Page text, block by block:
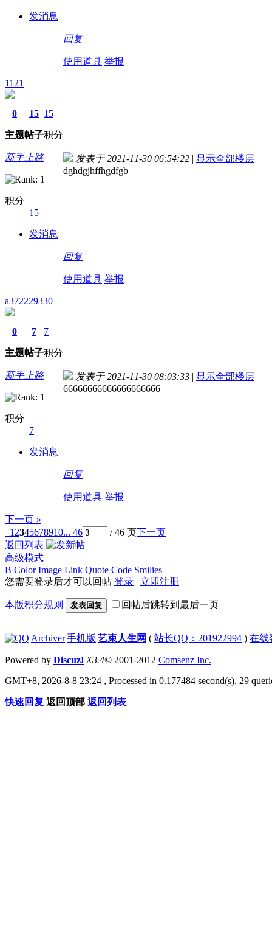
发消息
回复
使用道具 举报
1121
0
主题
15
帖子
15
积分
新手上路
积分
15
发消息
发表于 2021-11-30 06:54:22 | 显示全部楼层
dghdgjhffhgdfgb
回复
使用道具 举报
a372229330
0
主题
7
帖子
7
积分
新手上路
积分
7
发消息
发表于 2021-11-30 08:03:33 | 显示全部楼层
66666666666666666666
回复
使用道具 举报
下一页 »
1 2345678910... 46 / 46 页下一页
返回列表
高级模式
B Color Image Link Quote Code Smilies
您需要登录后才可以回帖 登录 | 立即注册
本版积分规则 发表回复 回帖后跳转到最后一页
|Archiver|手机版|艺束人生网 ( 站长QQ：201922994 ) 在线
Powered by Discuz! X3.4© 2001-2012 Comsenz Inc.
GMT+8, 2026-8-8 23:24 , Processed in 0.177484 second(s), 29
快速回复 返回顶部 返回列表